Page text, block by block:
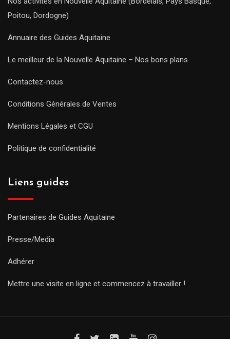
Poitou, Dordogne)
Annuaire des Guides Aquitaine
Le meilleur de la Nouvelle Aquitaine – Nos bons plans
Contactez-nous
Conditions Générales de Ventes
Mentions Légales et CGU
Politique de confidentialité
Liens guides
Partenaires de Guides Aquitaine
Presse/Media
Adhérer
Mettre une visite en ligne et commencez à travailler !